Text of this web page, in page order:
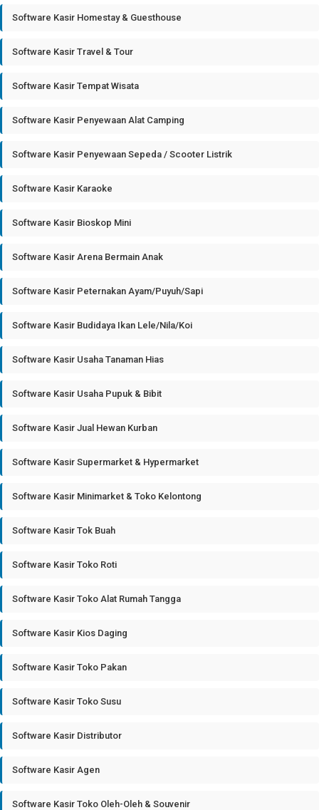
Software Kasir Homestay & Guesthouse
Software Kasir Travel & Tour
Software Kasir Tempat Wisata
Software Kasir Penyewaan Alat Camping
Software Kasir Penyewaan Sepeda / Scooter Listrik
Software Kasir Karaoke
Software Kasir Bioskop Mini
Software Kasir Arena Bermain Anak
Software Kasir Peternakan Ayam/Puyuh/Sapi
Software Kasir Budidaya Ikan Lele/Nila/Koi
Software Kasir Usaha Tanaman Hias
Software Kasir Usaha Pupuk & Bibit
Software Kasir Jual Hewan Kurban
Software Kasir Supermarket & Hypermarket
Software Kasir Minimarket & Toko Kelontong
Software Kasir Tok Buah
Software Kasir Toko Roti
Software Kasir Toko Alat Rumah Tangga
Software Kasir Kios Daging
Software Kasir Toko Pakan
Software Kasir Toko Susu
Software Kasir Distributor
Software Kasir Agen
Software Kasir Toko Oleh-Oleh & Souvenir